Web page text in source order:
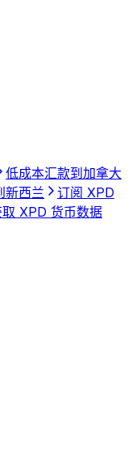
低成本汇款到加拿大
新西兰
订阅 XPD
XPD 货币数据